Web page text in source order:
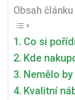
Obsah článku
Co si
Kde
Nemělo
Kvalitní